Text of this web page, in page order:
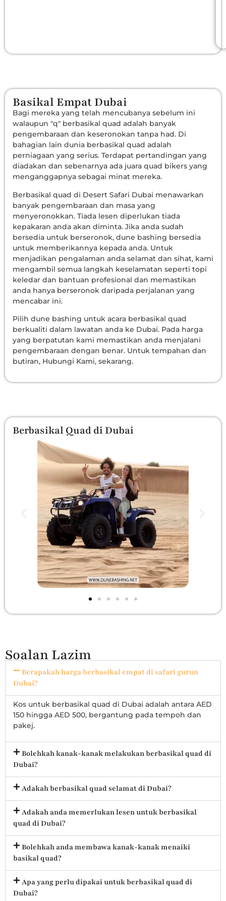
Basikal Empat Dubai
Bagi mereka yang telah mencubanya sebelum ini
walaupun "q" berbasikal quad adalah banyak
pengembaraan dan keseronokan tanpa had. Di
bahagian lain dunia berbasikal quad adalah
perniagaan yang serius. Terdapat pertandingan yang
diadakan dan sebenarnya ada juara quad bikers yang
menganggapnya sebagai minat mereka.
Berbasikal quad di Desert Safari Dubai menawarkan
banyak pengembaraan dan masa yang
menyeronokkan. Tiada lesen diperlukan tiada
kepakaran anda akan diminta. Jika anda sudah
bersedia untuk berseronok, dune bashing bersedia
untuk memberikannya kepada anda. Untuk
menjadikan pengalaman anda selamat dan sihat, kami
mengambil semua langkah keselamatan seperti topi
keledar dan bantuan profesional dan memastikan
anda hanya berseronok daripada perjalanan yang
mencabar ini.
Pilih dune bashing untuk acara berbasikal quad
berkualiti dalam lawatan anda ke Dubai. Pada harga
yang berpatutan kami memastikan anda menjalani
pengembaraan dengan benar. Untuk tempahan dan
butiran, Hubungi Kami, sekarang.
Berbasikal Quad di Dubai
Soalan Lazim
Berapakah harga berbasikal empat di safari gurun
Dubai?
Kos untuk berbasikal quad di Dubai adalah antara AED
150 hingga AED 500, bergantung pada tempoh dan
pakej.
Bolehkah kanak-kanak melakukan berbasikal quad di
Dubai?
Adakah berbasikal quad selamat di Dubai?
Adakah anda memerlukan lesen untuk berbasikal
quad di Dubai?
Bolehkah anda membawa kanak-kanak menaiki
basikal quad?
Apa yang perlu dipakai untuk berbasikal quad di
Dubai?